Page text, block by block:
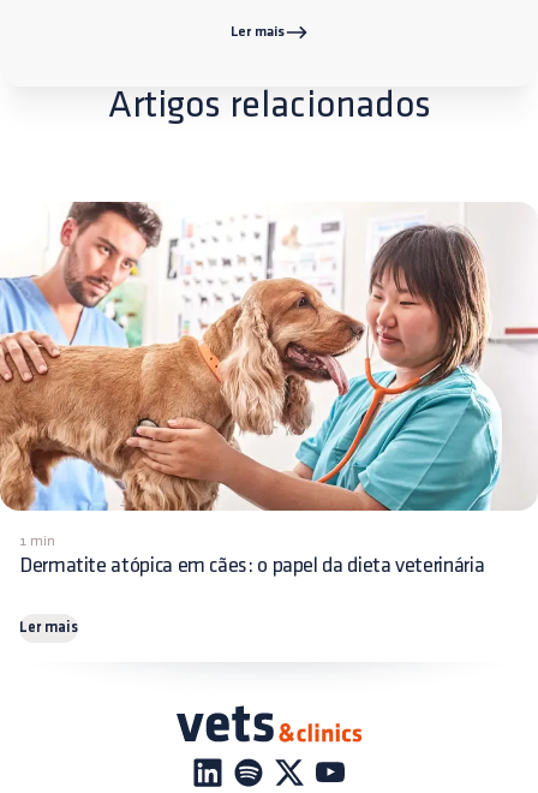
Ler mais
Artigos relacionados
1 min
Dermatite atópica em cães: o papel da dieta veterinária
Ler mais